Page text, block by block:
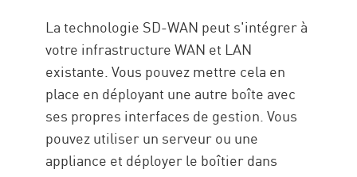
La technologie SD-WAN peut s'intégrer à
votre infrastructure WAN et LAN
existante. Vous pouvez mettre cela en
place en déployant une autre boîte avec
ses propres interfaces de gestion. Vous
pouvez utiliser un serveur ou une
appliance et déployer le boîtier dans